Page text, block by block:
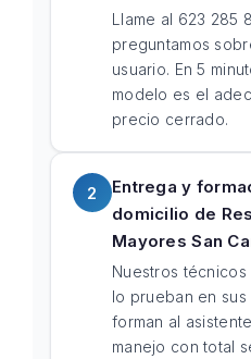
Llame al 623 285
preguntamos
usuario. En 5
modelo es el
precio cerrado.
2
Entrega y
domicilio de
Mayores San
Nuestros
lo prueban en
forman al
manejo con total